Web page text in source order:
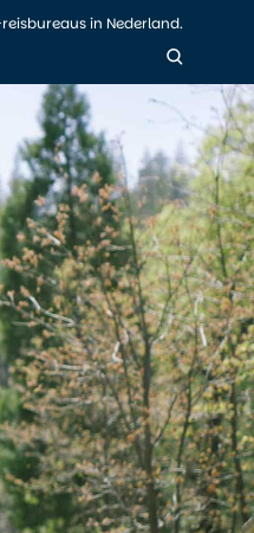
in Nederland.